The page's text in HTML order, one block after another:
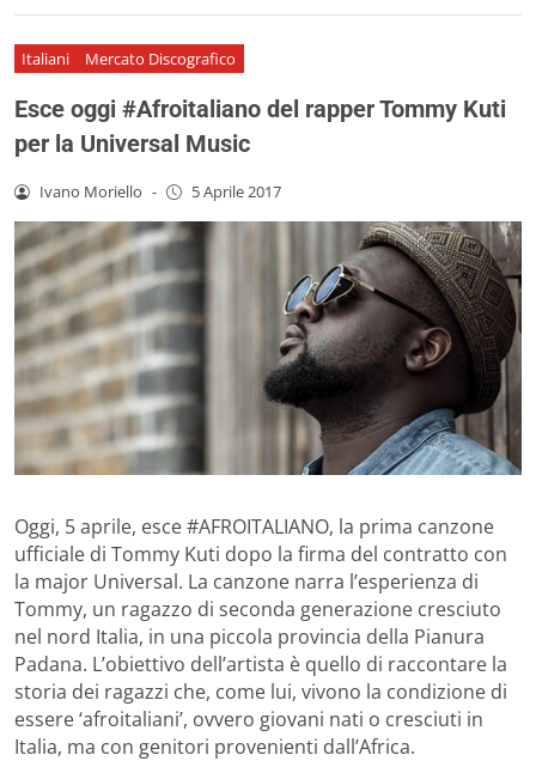
Italiani Mercato Discografico
Esce oggi #Afroitaliano del rapper Tommy Kuti
per la Universal Music
Ivano Moriello - 5 Aprile 2017
Oggi, 5 aprile, esce #AFROITALIANO, la prima canzone
ufficiale di Tommy Kuti dopo la firma del contratto con
la major Universal. La canzone narra l’esperienza di
Tommy, un ragazzo di seconda generazione cresciuto
nel nord Italia, in una piccola provincia della Pianura
Padana. L’obiettivo dell’artista è quello di raccontare la
storia dei ragazzi che, come lui, vivono la condizione di
essere ‘afroitaliani’, ovvero giovani nati o cresciuti in
Italia, ma con genitori provenienti dall’Africa.